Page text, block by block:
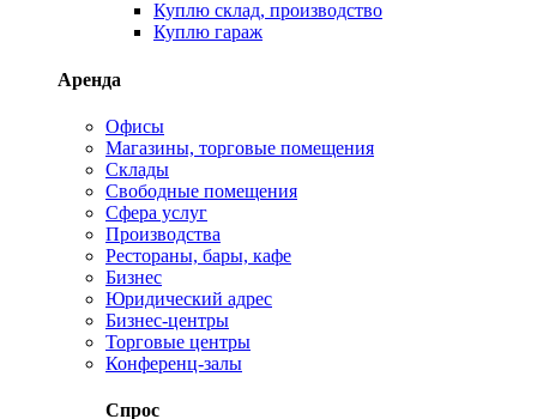
Куплю склад, производство
Куплю гараж
Аренда
Офисы
Магазины, торговые помещения
Склады
Свободные помещения
Сфера услуг
Производства
Рестораны, бары, кафе
Бизнес
Юридический адрес
Бизнес-центры
Торговые центры
Конференц-залы
Спрос